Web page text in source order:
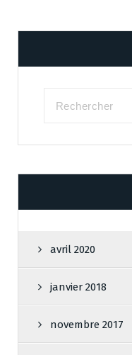
avril 2020
janvier 2018
novembre 2017